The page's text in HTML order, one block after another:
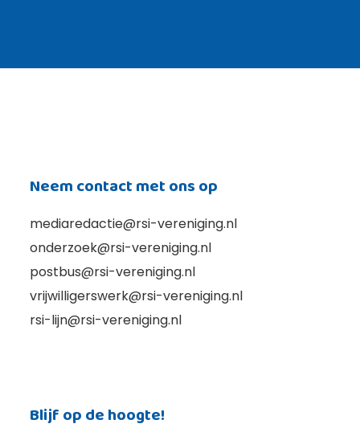
Neem contact met ons op
mediaredactie@rsi-vereniging.nl
onderzoek@rsi-vereniging.nl
postbus@rsi-vereniging.nl
vrijwilligerswerk@rsi-vereniging.nl
rsi-lijn@rsi-vereniging.nl
Blijf op de hoogte!